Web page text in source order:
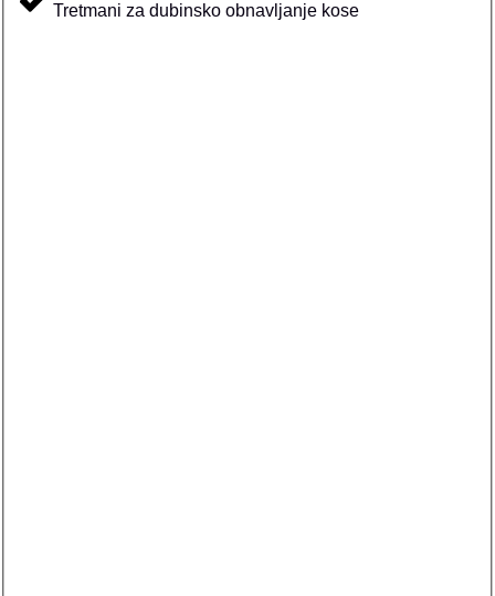
Tretmani za dubinsko obnavljanje kose